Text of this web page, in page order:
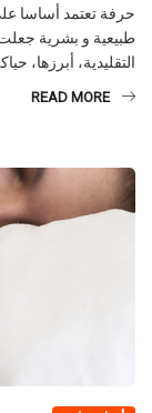
ﻃﺒﻴﻌﻴﺔ ﻭ ﺑﺸﺮﻳﺔ
ﺍﻟﺘﻘﻠﻴﺪﻳﺔ، ﺃﺑﺮﺯﻫﺎ،
READ MORE